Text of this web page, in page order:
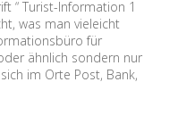
“ Turist-Information 1
was man vieleicht
für
ähnlich sondern nur
im Orte Post, Bank,